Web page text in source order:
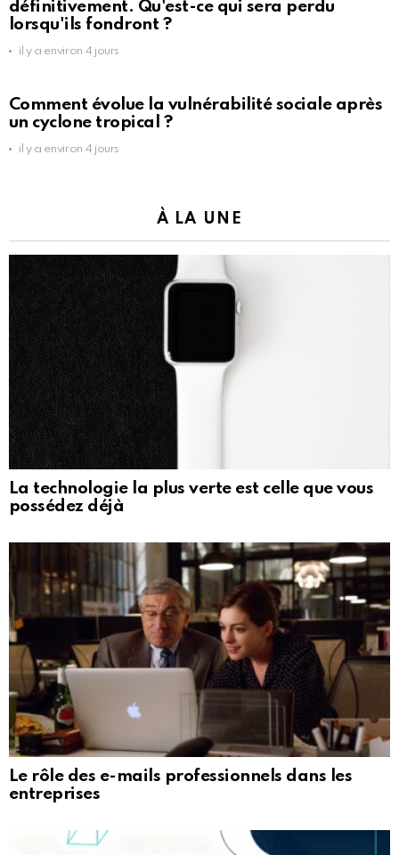
définitivement. Qu'est-ce qui sera perdu
lorsqu'ils fondront ?
il y a environ 4 jours
Comment évolue la vulnérabilité sociale après
un cyclone tropical ?
il y a environ 4 jours
À LA UNE
La technologie la plus verte est celle que vous
possédez déjà
Le rôle des e-mails professionnels dans les
entreprises